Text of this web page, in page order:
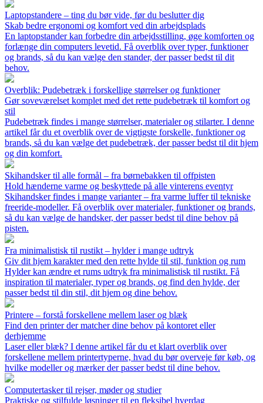
Laptopstandere – ting du bør vide, før du beslutter dig
Skab bedre ergonomi og komfort ved din arbejdsplads
En laptopstander kan forbedre din arbejdsstilling, øge komforten og
forlænge din computers levetid. Få overblik over typer, funktioner
og brands, så du kan vælge den stander, der passer bedst til dit
behov.
Overblik: Pudebetræk i forskellige størrelser og funktioner
Gør soveværelset komplet med det rette pudebetræk til komfort og
stil
Pudebetræk findes i mange størrelser, materialer og stilarter. I denne
artikel får du et overblik over de vigtigste forskelle, funktioner og
brands, så du kan vælge det pudebetræk, der passer bedst til dit hjem
og din komfort.
Skihandsker til alle formål – fra børnebakken til offpisten
Hold hænderne varme og beskyttede på alle vinterens eventyr
Skihandsker findes i mange varianter – fra varme luffer til tekniske
freeride-modeller. Få overblik over materialer, funktioner og brands,
så du kan vælge de handsker, der passer bedst til dine behov på
pisten.
Fra minimalistisk til rustikt – hylder i mange udtryk
Giv dit hjem karakter med den rette hylde til stil, funktion og rum
Hylder kan ændre et rums udtryk fra minimalistisk til rustikt. Få
inspiration til materialer, typer og brands, og find den hylde, der
passer bedst til din stil, dit hjem og dine behov.
Printere – forstå forskellene mellem laser og blæk
Find den printer der matcher dine behov på kontoret eller
derhjemme
Laser eller blæk? I denne artikel får du et klart overblik over
forskellene mellem printertyperne, hvad du bør overveje før køb, og
hvilke modeller og mærker der passer bedst til dine behov.
Computertasker til rejser, møder og studier
Praktiske og stilfulde løsninger til en fleksibel hverdag